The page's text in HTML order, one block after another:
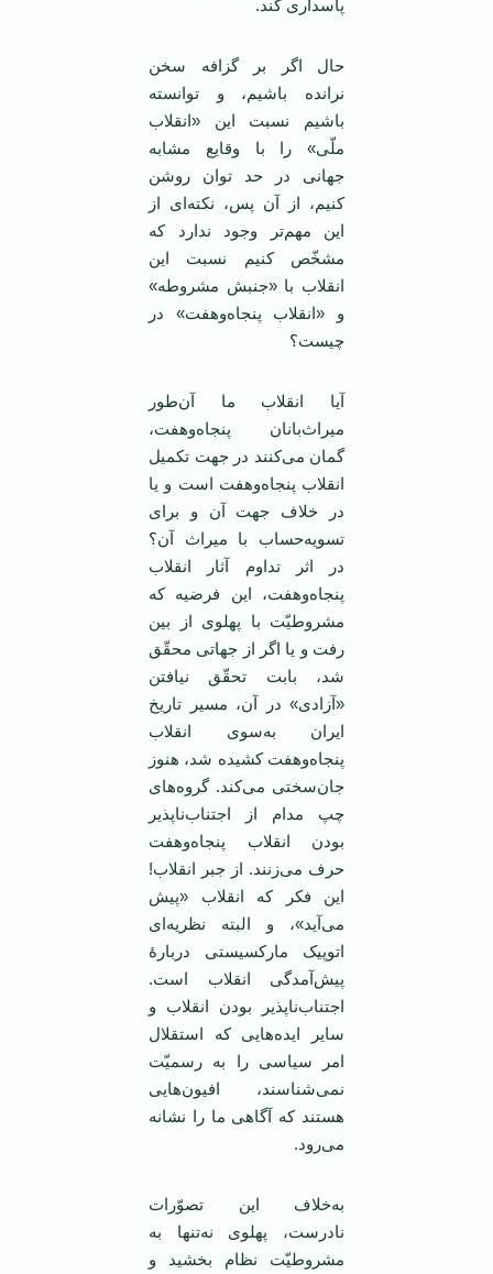
پاسداری کند.
حال اگر بر گزافه سخن
نرانده باشیم، و توانسته
باشیم نسبت این «انقلاب
ملّی» را با وقایع مشابه
جهانی در حد توان روشن
کنیم، از آن پس، نکته‌ای از
این مهم‌تر وجود ندارد که
مشخّص کنیم نسبت این
انقلاب با «جنبش مشروطه»
و «انقلاب پنجاه‌وهفت» در
چیست؟
آیا انقلاب ما آن‌طور
میراث‌بانان پنجاه‌وهفت،
گمان می‌کنند در جهت تکمیل
انقلاب پنجاه‌وهفت است و یا
در خلاف جهت آن و برای
تسویه‌حساب با میراث آن؟
در اثر تداوم آثار انقلاب
پنجاه‌وهفت، این فرضیه که
مشروطیّت با پهلوی از بین
رفت و یا اگر از جهاتی محقّق
شد، بابت تحقّق نیافتن
«آزادی» در آن، مسیر تاریخ
ایران به‌سوی انقلاب
پنجاه‌وهفت کشیده شد، هنوز
جان‌سختی می‌کند. گروه‌های
چپ مدام از اجتناب‌ناپذیر
بودن انقلاب پنجاه‌وهفت
حرف می‌زنند. از جبر انقلاب!
این فکر که انقلاب «پیش
می‌آید»، و البته نظریه‌ای
اتوپیک مارکسیستی دربارهٔ‌
پیش‌آمدگی انقلاب است.
اجتناب‌ناپذیر بودن انقلاب و
سایر ایده‌هایی که استقلال
امر سیاسی را به رسمیّت
نمی‌شناسند، افیون‌هایی
هستند که آگاهی ما را نشانه
می‌رود.
به‌خلاف این تصوّرات
نادرست، پهلوی نه‌تنها به
مشروطیّت نظام بخشید و